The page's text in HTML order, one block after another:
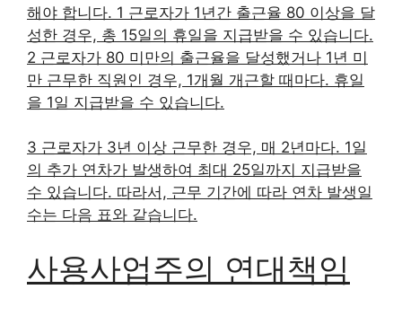
해야 합니다. 1 근로자가 1년간 출근율 80 이상을 달
성한 경우, 총 15일의 휴일을 지급받을 수 있습니다.
2 근로자가 80 미만의 출근율을 달성했거나 1년 미
만 근무한 직원인 경우, 1개월 개근할 때마다. 휴일
을 1일 지급받을 수 있습니다.
3 근로자가 3년 이상 근무한 경우, 매 2년마다. 1일
의 추가 연차가 발생하여 최대 25일까지 지급받을
수 있습니다. 따라서, 근무 기간에 따라 연차 발생일
수는 다음 표와 같습니다.
사용사업주의 연대책임